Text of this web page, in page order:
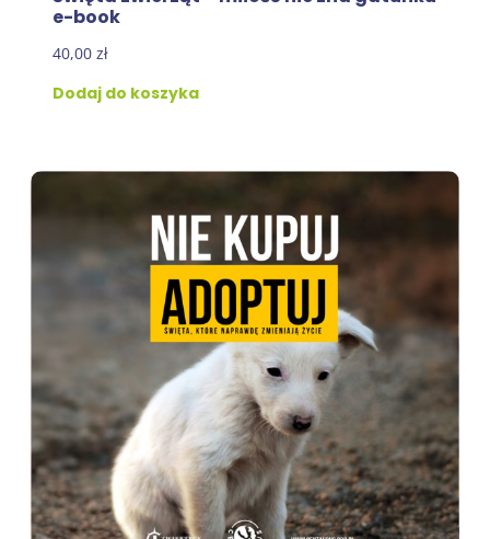
e-book
40,00 zł
Dodaj do koszyka